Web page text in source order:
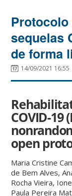
sequelas
de forma
14/09/2021 16:55
COVID-19
open
Maria Cristine
de Bem Alves,
Rocha Vieira,
Paula Pereira